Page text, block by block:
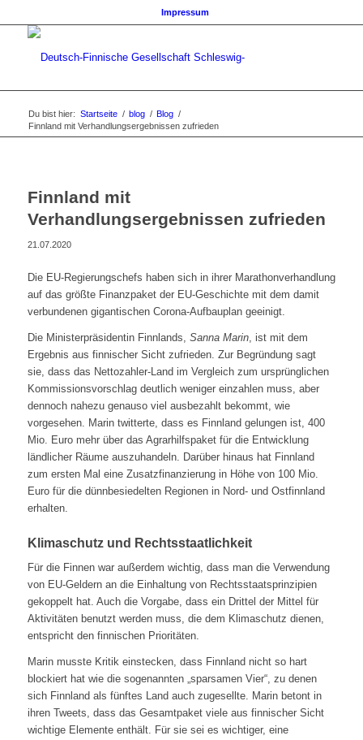
Impressum
Du bist hier: Startseite / blog / Blog /
Finnland mit Verhandlungsergebnissen zufrieden
Finnland mit
Verhandlungsergebnissen zufrieden
21.07.2020
Die EU-Regierungschefs haben sich in ihrer Marathonverhandlung
auf das größte Finanzpaket der EU-Geschichte mit dem damit
verbundenen gigantischen Corona-Aufbauplan geeinigt.
Die Ministerpräsidentin Finnlands, Sanna Marin, ist mit dem
Ergebnis aus finnischer Sicht zufrieden. Zur Begründung sagt
sie, dass das Nettozahler-Land im Vergleich zum ursprünglichen
Kommissionsvorschlag deutlich weniger einzahlen muss, aber
dennoch nahezu genauso viel ausbezahlt bekommt, wie
vorgesehen. Marin twitterte, dass es Finnland gelungen ist, 400
Mio. Euro mehr über das Agrarhilfspaket für die Entwicklung
ländlicher Räume auszuhandeln. Darüber hinaus hat Finnland
zum ersten Mal eine Zusatzfinanzierung in Höhe von 100 Mio.
Euro für die dünnbesiedelten Regionen in Nord- und Ostfinnland
erhalten.
Klimaschutz und Rechtsstaatlichkeit
Für die Finnen war außerdem wichtig, dass man die Verwendung
von EU-Geldern an die Einhaltung von Rechtsstaatsprinzipien
gekoppelt hat. Auch die Vorgabe, dass ein Drittel der Mittel für
Aktivitäten benutzt werden muss, die dem Klimaschutz dienen,
entspricht den finnischen Prioritäten.
Marin musste Kritik einstecken, dass Finnland nicht so hart
blockiert hat wie die sogenannten „sparsamen Vier“, zu denen
sich Finnland als fünftes Land auch zugesellte. Marin betont in
ihren Tweets, dass das Gesamtpaket viele aus finnischer Sicht
wichtige Elemente enthält. Für sie sei es wichtiger, eine